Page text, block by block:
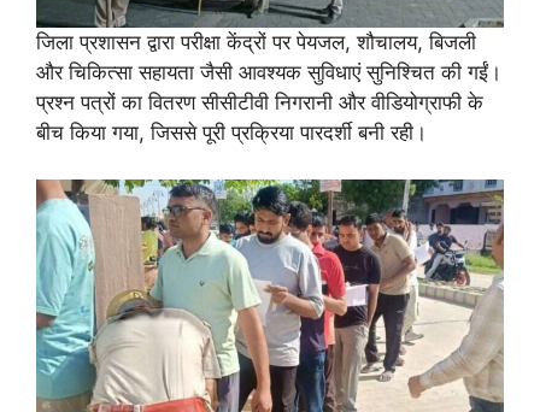
जिला प्रशासन द्वारा परीक्षा केंद्रों पर पेयजल, शौचालय, बिजली
और चिकित्सा सहायता जैसी आवश्यक सुविधाएं सुनिश्चित की गईं।
प्रश्न पत्रों का वितरण सीसीटीवी निगरानी और वीडियोग्राफी के
बीच किया गया, जिससे पूरी प्रक्रिया पारदर्शी बनी रही।